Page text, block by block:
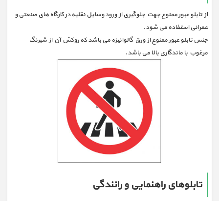
از تابلو عبور ممنوع جهت جلوگیری از ورود وسایل نقلیه در کارگاه های صنعتی و
عمرانی استفاده می شود.
جنس تابلو عبور ممنوع از ورق گالوانیزه می باشد که روکش آن از شبرنگ
مرغوب با ماندگاری بالا می باشد.
تابلوهای راهنمایی و رانندگی